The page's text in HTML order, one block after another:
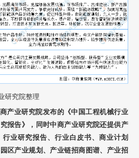
研究院整理
产业研究院发布的《中国工程机械行业
报告》，同时中商产业研究院还提供产
业研究报告、行业白皮书、商业计划
区产业规划、产业链招商图谱、产业招